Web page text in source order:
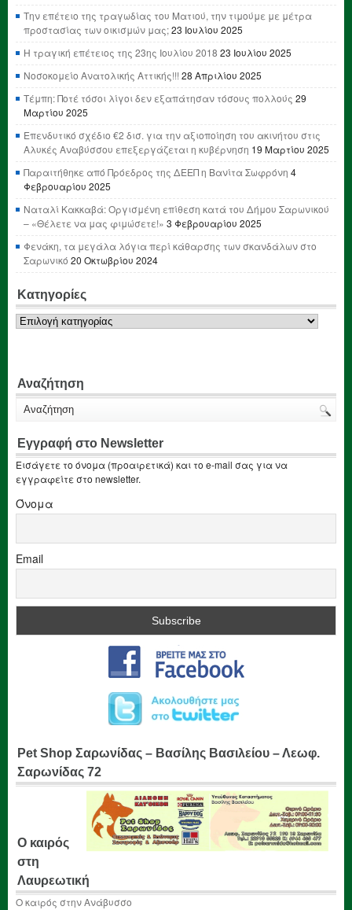
Την επέτειο της τραγωδίας του Ματιού, την τιμούμε με μέτρα
προστασίας των οικισμών μας;23 Ιουλίου 2025
Η τραγική επέτειος της 23ης Ιουλίου 2018 23 Ιουλίου 2025
Νοσοκομείο Ανατολικής Αττικής!!! 28 Απριλίου 2025
Τέμπη: Ποτέ τόσοι λίγοι δεν εξαπάτησαν τόσους πολλούς 29
Μαρτίου 2025
Επενδυτικό σχέδιο €2 δισ. για την αξιοποίηση του ακινήτου στις
Αλυκές Αναβύσσου επεξεργάζεται η κυβέρνηση 19 Μαρτίου 2025
Παραιτήθηκε από Πρόεδρος της ΔΕΕΠ η Βανίτα Σωφρόνη 4
Φεβρουαρίου 2025
Ναταλί Κακκαβά: Οργισμένη επίθεση κατά του Δήμου Σαρωνικού
– «Θέλετε να μας φιμώσετε!» 3 Φεβρουαρίου 2025
Φενάκη, τα μεγάλα λόγια περί κάθαρσης των σκανδάλων στο
Σαρωνικό 20 Οκτωβρίου 2024
Κατηγορίες
Κατηγορίες
Αναζήτηση
Εγγραφή στο Newsletter
Εισάγετε το όνομα (προαιρετικά) και το e-mail σας για να
εγγραφείτε στο newsletter.
Όνομα
Email
Pet Shop Σαρωνίδας – Βασίλης Βασιλείου – Λεωφ.
Σαρωνίδας 72
Ο καιρός
στη
Λαυρεωτική
Ο καιρός στην Ανάβυσσο